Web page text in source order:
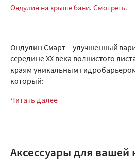
Ондулин на крыше бани. Смотреть.
Ондулин Смарт – улучшенный
середине XX века волнистого
краям уникальным
который:
Читать далее
Аксессуары для вашей